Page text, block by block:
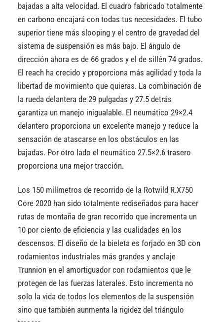
bajadas a alta velocidad. El cuadro fabricado totalmente
en carbono encajará con todas tus necesidades. El tubo
superior tiene más slooping y el centro de gravedad del
sistema de suspensión es más bajo. El ángulo de
dirección ahora es de 66 grados y el de sillén 74 grados.
El reach ha crecido y proporciona más agilidad y toda la
libertad de movimiento que quieras. La combinación de
la rueda delantera de 29 pulgadas y 27.5 detrás
garantiza un manejo inigualable. El neumático 29×2.4
delantero proporciona un excelente manejo y reduce la
sensación de atascarse en los obstáculos en las
bajadas. Por otro lado el neumático 27.5×2.6 trasero
proporciona una mejor tracción.
Los 150 milímetros de recorrido de la Rotwild R.X750
Core 2020 han sido totalmente rediseñados para hacer
rutas de montaña de gran recorrido que incrementa un
10 por ciento de eficiencia y las cualidades en los
descensos. El diseño de la bieleta es forjado en 3D con
rodamientos industriales más grandes y anclaje
Trunnion en el amortiguador con rodamientos que le
protegen de las fuerzas laterales. Esto incrementa no
solo la vida de todos los elementos de la suspensión
sino que también aunmenta la rigidez del triángulo